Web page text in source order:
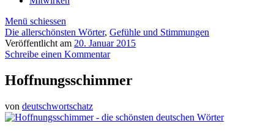
Menü schiessen
Die allerschönsten Wörter, Gefühle und Stimmungen
Veröffentlicht am 20. Januar 2015
Schreibe einen Kommentar
Hoffnungsschimmer
von deutschwortschatz